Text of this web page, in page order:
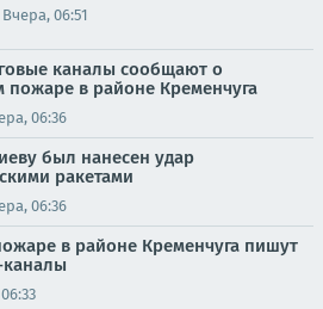
Вчера, 06:51
каналы сообщают о
пожаре в районе Кременчуга
06:36
был нанесен удар
ракетами
06:36
в районе Кременчуга пишут